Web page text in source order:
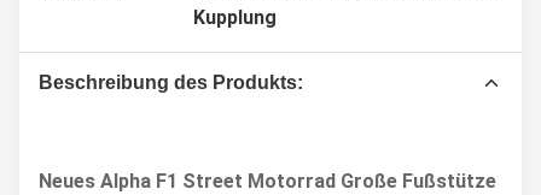
Kupplung
Beschreibung des Produkts:
Neues Alpha F1 Street Motorrad Große Fußstütze